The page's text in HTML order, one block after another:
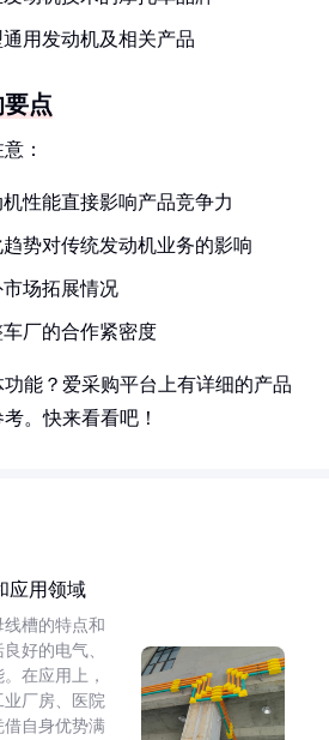
用发动机及相关产品
点
：
性能直接影响产品竞争力
势对传统发动机业务的影响
场拓展情况
厂的合作紧密度
能？爱采购平台上有详细的产品
。快来看看吧！
应用领域
槽的特点和
好的电气、
在应用上，
业厂房、医院
自身优势满